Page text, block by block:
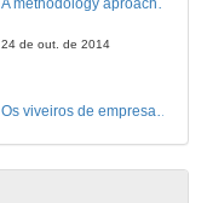
24 de out. de 2014
Os viveiros de empresa como instrumento emprendedor